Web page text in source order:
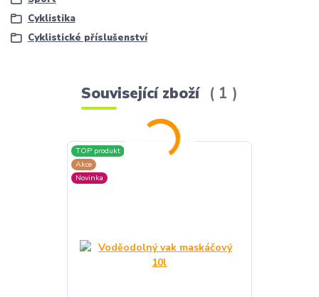
Cyklistika
Cyklistické příslušenství
Související zboží 1
TOP produkt
Akce
Novinka